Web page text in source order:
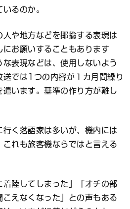
るのか。
や地方などを揶揄する表現は
お願いすることもあります
な表現などは、使用しないよう
送では1つの内容が１カ月間繰り
います。基準の作り方が難し
行く落語家は多いが、機内には
れも旅客機ならではと言える
着陸してしまった」「オチの部
えなくなった」との声もある